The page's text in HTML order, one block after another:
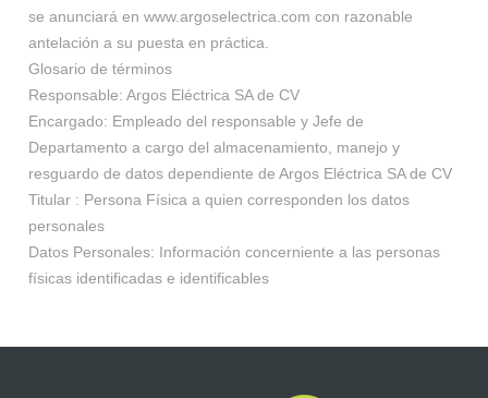
se anunciará en www.argoselectrica.com con razonable
antelación a su puesta en práctica.
Glosario de términos
Responsable: Argos Eléctrica SA de CV
Encargado: Empleado del responsable y Jefe de
Departamento a cargo del almacenamiento, manejo y
resguardo de datos dependiente de Argos Eléctrica SA de CV
Titular : Persona Física a quien corresponden los datos
personales
Datos Personales: Información concerniente a las personas
físicas identificadas e identificables